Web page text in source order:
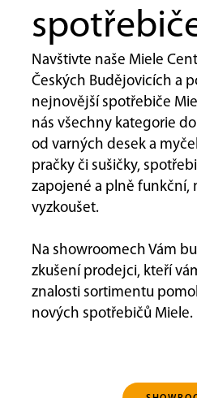
Navštivte naše Miele
Českých Budějovicích a
nejnovější spotřebiče
nás všechny kategorie
od varných desek a
pračky či sušičky,
zapojené a plně funkční,
vyzkoušet.
Na showroomech Vám
zkušení prodejci, kteří
znalosti sortimentu
nových spotřebičů Miele.